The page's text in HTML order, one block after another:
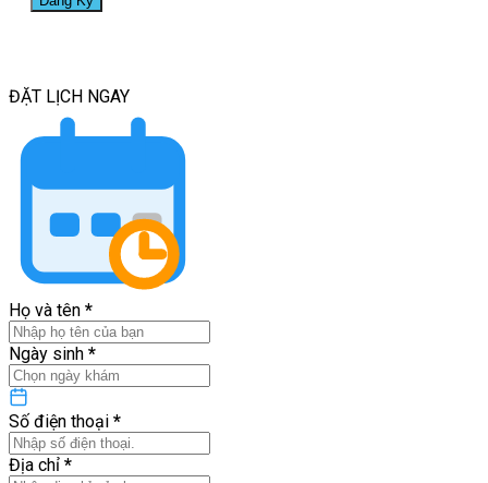
ĐẶT LỊCH NGAY
Họ và tên *
Ngày sinh *
Số điện thoại *
Địa chỉ *